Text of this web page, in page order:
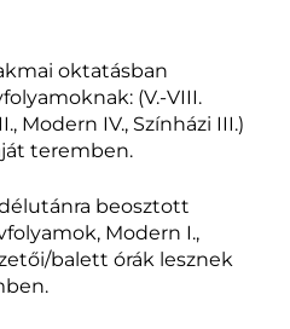
oktatásban
(V.-VIII.
Modern IV., Színházi III.)
teremben.
beosztott
Modern I.,
balett órák lesznek